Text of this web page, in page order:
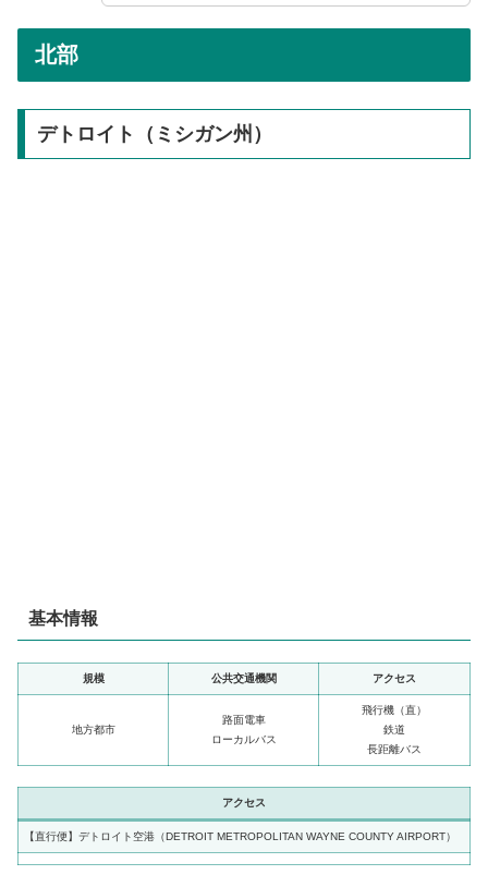
北部
デトロイト（ミシガン州）
基本情報
規模 公共交通機関 アクセス
地方都市
路面電車
ローカルバス
飛行機（直）
鉄道
長距離バス
アクセス
【直行便】デトロイト空港（DETROIT METROPOLITAN WAYNE COUNTY AIRPORT）